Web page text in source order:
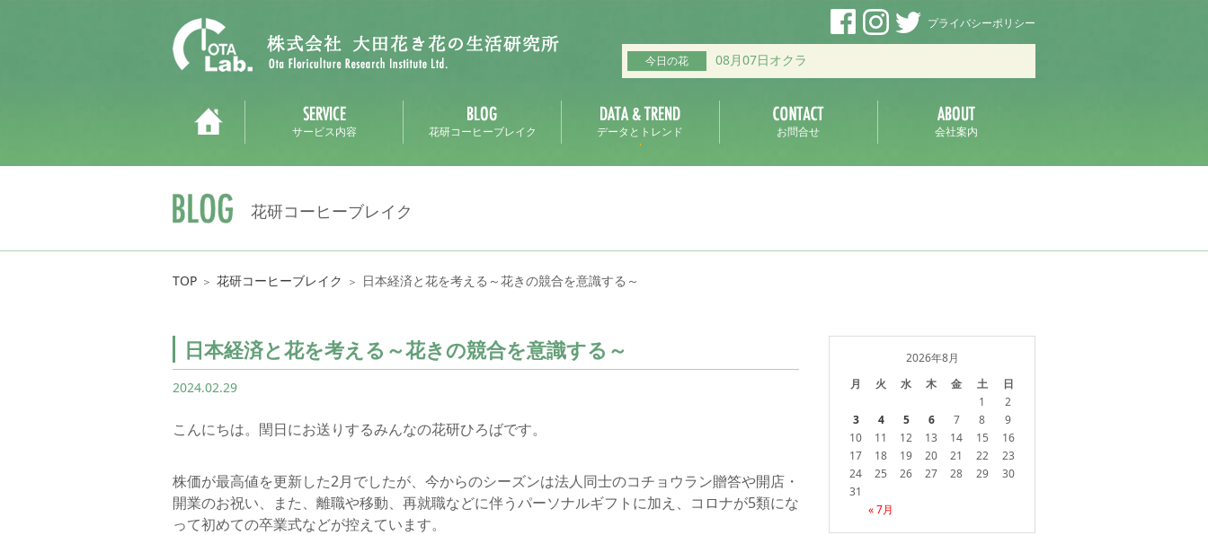
プライバシーポリシー
今日の花 08月07日オクラ
サービス内容 花研コーヒーブレイク データとトレンド お問合せ 会社案内
花研コーヒーブレイク
TOP ＞ 花研コーヒーブレイク ＞ 日本経済と花を考える～花きの競合を意識する～
日本経済と花を考える～花きの競合を意識する～
2024.02.29
こんにちは。閏日にお送りするみんなの花研ひろばです。
株価が最高値を更新した2月でしたが、今からのシーズンは法人同士のコチョウラン贈答や開店・
開業のお祝い、また、離職や移動、再就職などに伴うパーソナルギフトに加え、コロナが5類にな
って初めての卒業式などが控えています。
2026年8月
月
火 水 木 金 土 日
« 7月
1
2
3
4 5 6 7 8
9
10
11 12 13 14 15
16
17
18 19 20 21 22
23
24
25 26 27 28 29
30
31